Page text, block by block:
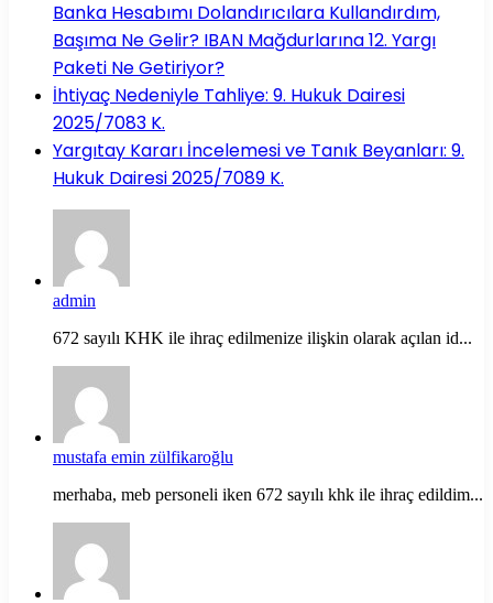
Banka Hesabımı Dolandırıcılara Kullandırdım,
Başıma Ne Gelir? IBAN Mağdurlarına 12. Yargı
Paketi Ne Getiriyor?
İhtiyaç Nedeniyle Tahliye: 9. Hukuk Dairesi
2025/7083 K.
Yargıtay Kararı İncelemesi ve Tanık Beyanları: 9.
Hukuk Dairesi 2025/7089 K.
admin
672 sayılı KHK ile ihraç edilmenize ilişkin olarak açılan id...
mustafa emin zülfikaroğlu
merhaba, meb personeli iken 672 sayılı khk ile ihraç edildim...